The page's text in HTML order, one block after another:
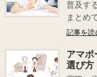
普及す
まとめ
記事を読
アマポ
選び方